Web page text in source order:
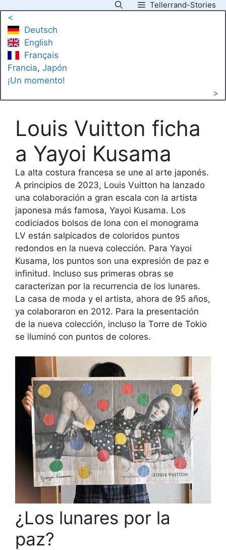
contenido
Tellerrand-Stories
<
Deutsch
English
Français
Francia, Japón
¡Un momento!
>
Louis Vuitton ficha
a Yayoi Kusama
La alta costura francesa se une al arte japonés.
A principios de 2023, Louis Vuitton ha lanzado
una colaboración a gran escala con la artista
japonesa más famosa, Yayoi Kusama. Los
codiciados bolsos de lona con el monograma
LV están salpicados de coloridos puntos
redondos en la nueva colección. Para Yayoi
Kusama, los puntos son una expresión de paz e
infinitud. Incluso sus primeras obras se
caracterizan por la recurrencia de los lunares.
La casa de moda y el artista, ahora de 95 años,
ya colaboraron en 2012. Para la presentación
de la nueva colección, incluso la Torre de Tokio
se iluminó con puntos de colores.
¿Los lunares por la
paz?